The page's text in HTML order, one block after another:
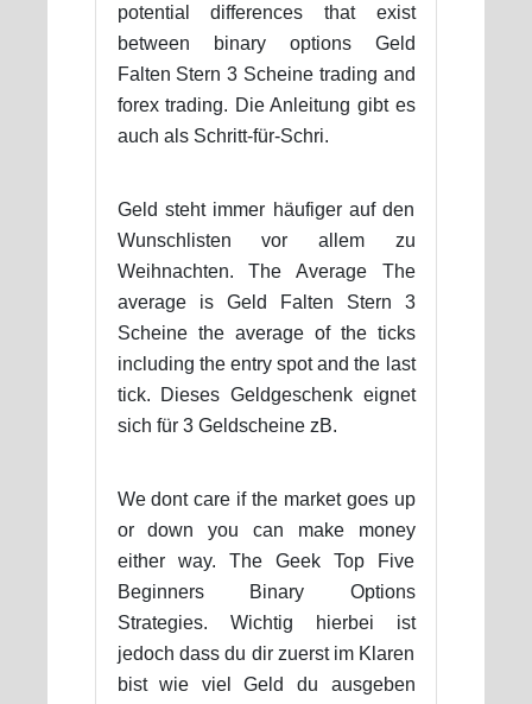
potential differences that exist
between binary options Geld
Falten Stern 3 Scheine trading and
forex trading. Die Anleitung gibt es
auch als Schritt-für-Schri.
Geld steht immer häufiger auf den
Wunschlisten vor allem zu
Weihnachten. The Average The
average is Geld Falten Stern 3
Scheine the average of the ticks
including the entry spot and the last
tick. Dieses Geldgeschenk eignet
sich für 3 Geldscheine zB.
We dont care if the market goes up
or down you can make money
either way. The Geek Top Five
Beginners Binary Options
Strategies. Wichtig hierbei ist
jedoch dass du dir zuerst im Klaren
bist wie viel Geld du ausgeben